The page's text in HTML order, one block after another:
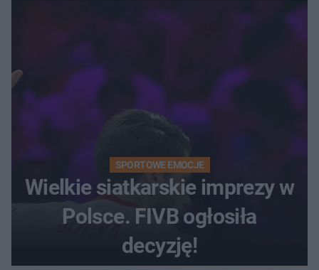
SPORTOWE EMOCJE
Wielkie siatkarskie imprezy w
Polsce. FIVB ogłosiła
decyzję!